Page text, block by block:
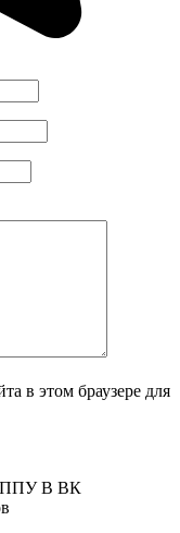
в этом браузере для
В ВК